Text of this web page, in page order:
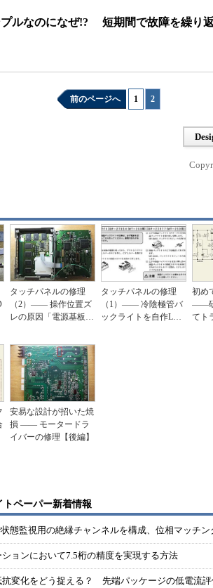
ルなのになぜ!? 短期間で故障を繰り返
前のページへ 1 2
タッチパネルの修理
（2）―― 操作位置ズ
レの原因「電源基板」
タッチパネルの修理
（1）―― 冷陰極管バ
ックライトを自作LED
初め
――研
てト
安易な設計が招いた焼
損 ―― モータードラ
イバーの修理【後編】
トペーパー新着情報
態監視用の絶縁チャンネルを構成、位相マッチン
ョンにおいて7.5桁の精度を実現する方法
抗変化をどう捉える？ 先端パッケージの低電流評